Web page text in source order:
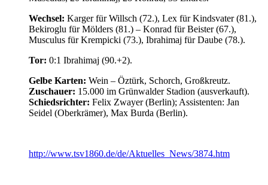
Wechsel: Karger für Willsch (72.), Lex für Kindsvater (81.),
Bekiroglu für Mölders (81.) – Konrad für Beister (67.),
Musculus für Krempicki (73.), Ibrahimaj für Daube (78.).
Tor: 0:1 Ibrahimaj (90.+2).
Gelbe Karten: Wein – Öztürk, Schorch, Großkreutz.
Zuschauer: 15.000 im Grünwalder Stadion (ausverkauft).
Schiedsrichter: Felix Zwayer (Berlin); Assistenten: Jan
Seidel (Oberkrämer), Max Burda (Berlin).
http://www.tsv1860.de/de/Aktuelles_News/3874.htm